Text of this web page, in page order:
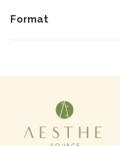
Format
Recherche
pour :